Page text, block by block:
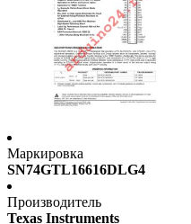
Маркировка
SN74GTL16616DLG4
Производитель
Texas Instruments